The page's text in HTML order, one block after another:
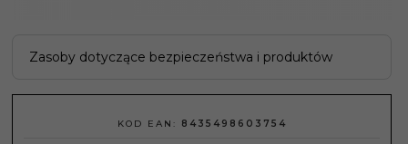
Zasoby dotyczące bezpieczeństwa i produktów
KOD EAN: 8435498603754